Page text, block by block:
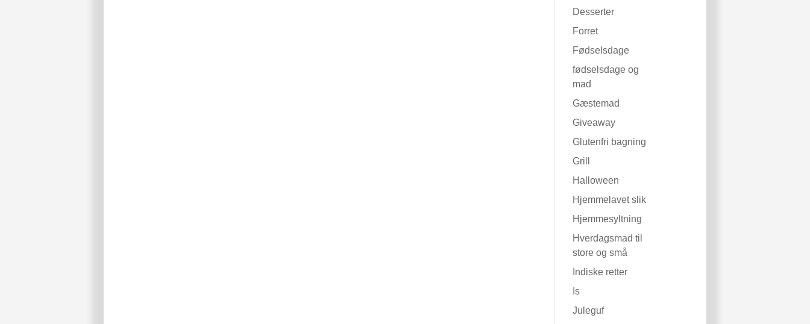
Desserter
Forret
Fødselsdage
fødselsdage og
mad
Gæstemad
Giveaway
Glutenfri bagning
Grill
Halloween
Hjemmelavet slik
Hjemmesyltning
Hverdagsmad til
store og små
Indiske retter
Is
Juleguf